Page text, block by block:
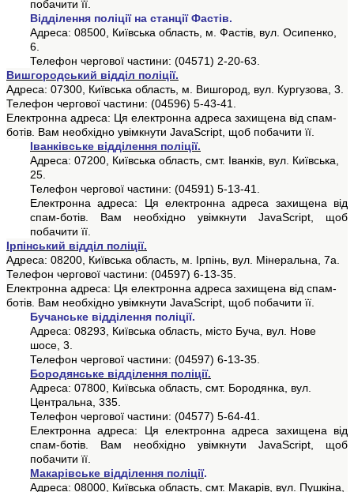
побачити її.
Відділення поліції на станції Фастів.
Адреса: 08500, Київська область, м. Фастів, вул. Осипенко,
6.
Телефон чергової частини: (04571) 2-20-63.
Вишгородський відділ поліції.
Адреса: 07300, Київська область, м. Вишгород, вул. Кургузова, 3.
Телефон чергової частини: (04596) 5-43-41.
Електронна адреса: Ця електронна адреса захищена від спам-
ботів. Вам необхідно увімкнути JavaScript, щоб побачити її.
Іванківське відділення поліції.
Адреса: 07200, Київська область, смт. Іванків, вул. Київська,
25.
Телефон чергової частини: (04591) 5-13-41.
Електронна адреса: Ця електронна адреса захищена від
спам-ботів. Вам необхідно увімкнути JavaScript, щоб
побачити її.
Ірпінський відділ поліції.
Адреса: 08200, Київська область, м. Ірпінь, вул. Мінеральна, 7а.
Телефон чергової частини: (04597) 6-13-35.
Електронна адреса: Ця електронна адреса захищена від спам-
ботів. Вам необхідно увімкнути JavaScript, щоб побачити її.
Бучанське відділення поліції.
Адреса: 08293, Київська область, місто Буча, вул. Нове
шосе, 3.
Телефон чергової частини: (04597) 6-13-35.
Бородянське відділення поліції.
Адреса: 07800, Київська область, смт. Бородянка, вул.
Центральна, 335.
Телефон чергової частини: (04577) 5-64-41.
Електронна адреса: Ця електронна адреса захищена від
спам-ботів. Вам необхідно увімкнути JavaScript, щоб
побачити її.
Макарівське відділення поліції.
Адреса: 08000, Київська область, смт. Макарів, вул. Пушкіна,